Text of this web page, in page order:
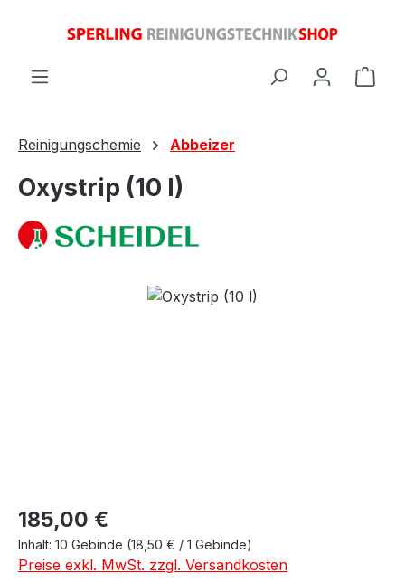
Reinigungschemie Abbeizer
Oxystrip (10 l)
Bildergalerie überspringen
Regulärer Preis:
185,00 €
Inhalt: 10 Gebinde (18,50 € / 1 Gebinde)
Preise exkl. MwSt. zzgl. Versandkosten